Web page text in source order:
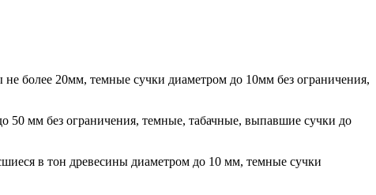
более 20мм, темные сучки диаметром до 10мм без ограничения,
50 мм без ограничения, темные, табачные, выпавшие сучки до
в тон древесины диаметром до 10 мм, темные сучки